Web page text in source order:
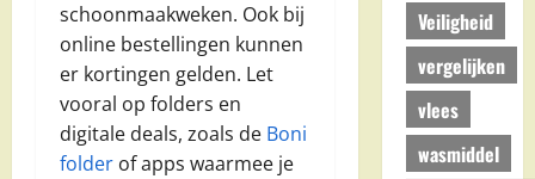
schoonmaakweken. Ook bij
online bestellingen kunnen
er kortingen gelden. Let
vooral op folders en
digitale deals, zoals de Boni
folder of apps waarmee je
Veiligheid
vergelijken
vlees
wasmiddel